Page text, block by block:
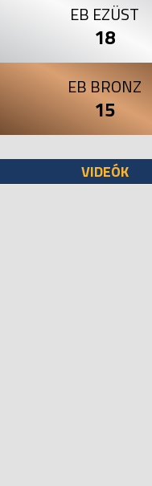
EB EZÜST
18
EB BRONZ
15
VIDEÓK